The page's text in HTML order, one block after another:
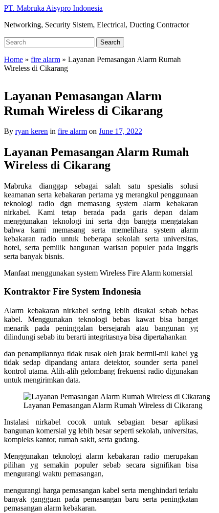
Skip
main
PT. Mabruka Aisypro Indonesia
Networking, Security Sistem, Electrical, Ducting Contractor
Search
for:
Search
Home » fire alarm » Layanan Pemasangan Alarm Rumah
Wireless di Cikarang
Layanan Pemasangan Alarm
Rumah Wireless di Cikarang
By ryan keren in fire alarm on June 17, 2022
Layanan Pemasangan Alarm Rumah
Wireless di Cikarang
Mabruka dianggap sebagai salah satu spesialis solusi
keamanan serta kebakaran pertama yg merangkul penggunaan
teknologi radio dgn memasang system alarm kebakaran
nirkabel. Kami tetap berada pada garis depan dalam
menggunakan teknologi ini serta dgn bangga mengatakan
bahwa kami memasang serta memelihara system alarm
kebakaran radio untuk beberapa sekolah serta universitas,
hotel, serta pemilik bangunan warisan populer pada Inggris
serta banyak bisnis.
Manfaat menggunakan system Wireless Fire Alarm komersial
Kontraktor Fire System Indonesia
Alarm kebakaran nirkabel sering lebih disukai sebab bebas
kabel. Menggunakan teknologi bebas kawat bisa banget
menarik pada peninggalan bersejarah atau bangunan yg
dilindungi sebab itu berarti integritasnya bisa dipertahankan
dan penampilannya tidak rusak oleh jarak bermil-mil kabel yg
tidak sedap dipandang antara detektor, sounder serta panel
kontrol utama. Alih-alih gelombang frekuensi radio digunakan
untuk mengirimkan data.
Layanan Pemasangan Alarm Rumah Wireless di Cikarang
Instalasi nirkabel cocok untuk sebagian besar aplikasi
bangunan komersial yg lebih besar seperti sekolah, universitas,
kompleks kantor, rumah sakit, serta gudang.
Menggunakan teknologi alarm kebakaran radio merupakan
pilihan yg semakin populer sebab secara signifikan bisa
mengurangi waktu pemasangan,
mengurangi harga pemasangan kabel serta menghindari terlalu
banyak gangguan pada pemasangan baru serta peningkatan
pemasangan alarm kebakaran.